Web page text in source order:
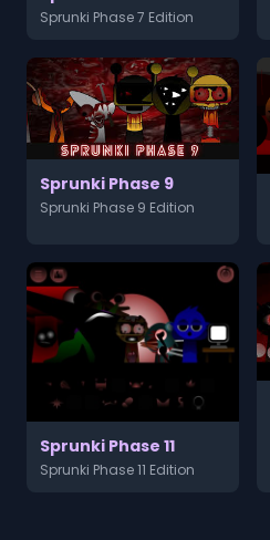
Sprunki Phase 7 Edition
Sprunki Phase 9
Sprunki Phase 9 Edition
Sprunki Phase 11
Sprunki Phase 11 Edition